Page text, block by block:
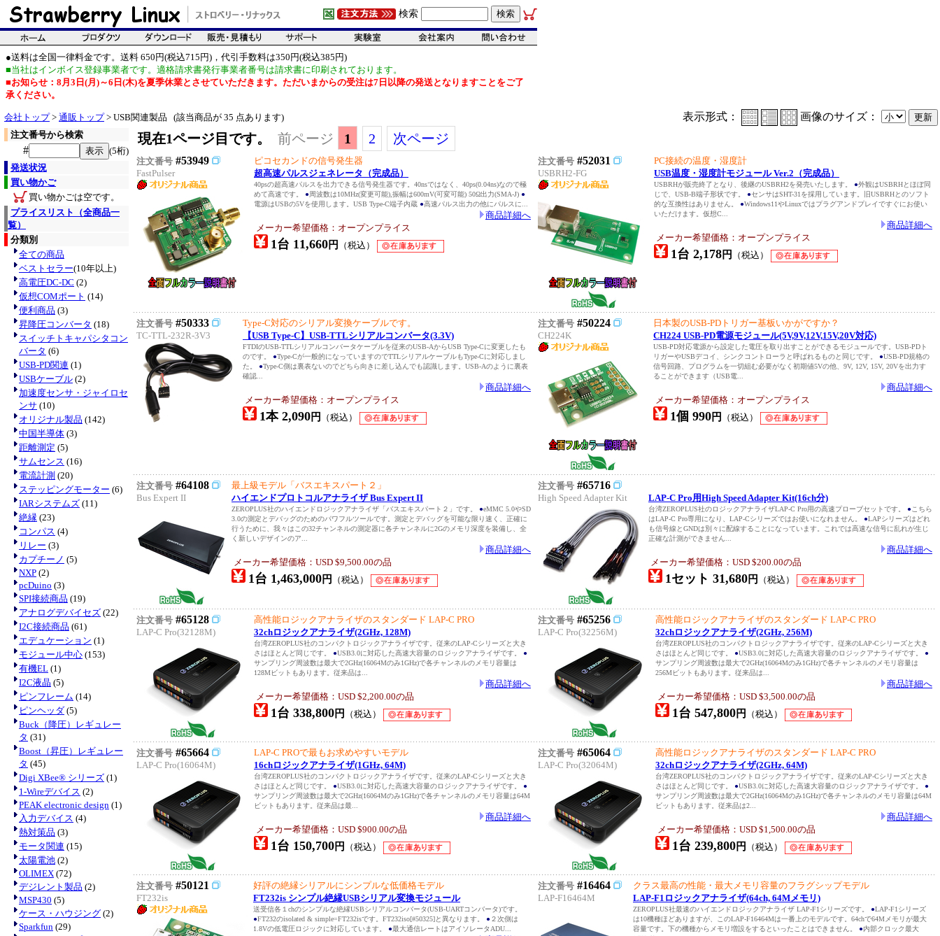
検索
●送料は全国一律料金です。送料 650円(税込715円)，代引手数料は350円(税込385円)
■当社はインボイス登録事業者です。適格請求書発行事業者番号は請求書に印刷されております。
■お知らせ：8月3日(月)～6日(木)を夏季休業とさせていただきます。ただいまからの受注は7日以降の発送となりますことをご了
承ください。
会社トップ> 通販トップ> USB関連製品 (該当商品が 35 点あります) 表示形式： 画像のサイズ：
注文番号から検索
#
(5桁)
発送状況
買い物かご
買い物かごは空です。
プライスリスト（全商品一
覧）
分類別
全ての商品
ベストセラー(10年以上)
高電圧DC-DC (2)
仮想COMポート (14)
便利商品 (3)
昇降圧コンバータ (18)
スイッチトキャパシタコン
バータ (6)
USB-PD関連 (1)
USBケーブル (2)
加速度センサ・ジャイロセ
ンサ (10)
オリジナル製品 (142)
中国半導体 (3)
距離測定 (5)
サムセンス (16)
電流計測 (20)
ステッピングモーター (6)
IARシステムズ (11)
絶縁 (23)
コンパス (4)
リレー (3)
カプチーノ (5)
NXP (2)
pcDuino (3)
SPI接続商品 (19)
アナログデバイセズ (22)
I2C接続商品 (61)
エデュケーション (1)
モジュール中心 (153)
有機EL (1)
I2C液晶 (5)
ピンフレーム (14)
ピンヘッダ (5)
Buck（降圧）レギュレー
タ (31)
Boost（昇圧）レギュレー
タ (45)
Digi XBee® シリーズ (1)
1-Wireデバイス (2)
PEAK electronic design (1)
入力デバイス (4)
熱対策品 (3)
モータ関連 (15)
太陽電池 (2)
OLIMEX (72)
デジレント製品 (2)
MSP430 (5)
ケース・ハウジング (2)
Sparkfun (29)
現在1ページ目です。 前ページ 1 2 次ページ
注文番号 #53949
FastPulser
ピコセカンドの信号発生器
超高速パルスジェネレータ（完成品）
40psの超高速パルスを出力できる信号発生器です。40nsではなく、40ps(0.04ns)なので極
めて高速です。 ● 周波数は10MHz(変更可能),振幅は600mV(可変可能) 50Ω出力(SMA-J) ●
電源はUSBの5Vを使用します。USB Type-C端子内蔵 ●高速パルス出力の他にパルスに...
商品詳細へ
メーカー希望価格：オープンプライス
1台 11,660円 （税込）
注文番号 #52031
USBRH2-FG
PC接続の温度・湿度計
USB温度・湿度計モジュール Ver.2（完成品）
USBRHが販売終了となり、後継のUSBRH2を発売いたします。 ●外観はUSBRHとほぼ同
じで、USB-B端子形状です。 ●センサはSHT-31を採用しています。旧USBRHとのソフト
的な互換性はありません。 ●Windows11やLinuxではプラグアンドプレイですぐにお使い
いただけます。仮想C...
商品詳細へ
メーカー希望価格：オープンプライス
1台 2,178円 （税込）
注文番号 #50333
TC-TTL-232R-3V3
Type-C対応のシリアル変換ケーブルです。
【USB Type-C】USB-TTLシリアルコンバータ(3.3V)
FTDIのUSB-TTLシリアルコンバータケーブルを従来のUSB-AからUSB Type-Cに変更したも
のです。 ●Type-Cが一般的になっていますのでTTLシリアルケーブルもType-Cに対応しまし
た。 ●Type-C側は裏表ないのでどちら向きに差し込んでも認識します。USB-Aのように裏表
確認...
商品詳細へ
メーカー希望価格：オープンプライス
1本 2,090円 （税込）
注文番号 #50224
CH224K
日本製のUSB-PDトリガー基板いかがですか？
CH224 USB-PD電源モジュール(5V,9V,12V,15V,20V対応)
USB-PD対応電源から設定した電圧を取り出すことができるモジュールです。USB-PDト
リガーやUSBデコイ、シンクコントローラと呼ばれるものと同じです。 ●USB-PD規格の
信号回路、プログラムを一切組む必要がなく初期値5Vの他、9V, 12V, 15V, 20Vを出力す
ることができます（USB電...
商品詳細へ
メーカー希望価格：オープンプライス
1個 990円 （税込）
注文番号 #64108
Bus Expert II
最上級モデル「バスエキスパート２」
ハイエンドプロトコルアナライザ Bus Expert II
ZEROPLUS社のハイエンドロジックアナライザ「バスエキスパート２」です。 ●eMMC 5.0やSD
3.0の測定とデバッグのためのパワフルツールです。測定とデバッグを可能な限り速く、正確に
行うために、我々はこの32チャンネルの測定器に各チャンネルに2Gのメモリ深度を装備し、全
く新しいデザインのア...
商品詳細へ
メーカー希望価格：USD $9,500.00の品
1台 1,463,000円 （税込）
注文番号 #65716
High Speed Adapter Kit LAP-C Pro用High Speed Adapter Kit(16ch分)
台湾ZEROPLUS社のロジックアナライザLAP-C Pro用の高速プローブセットです。 ● こちら
はLAP-C Pro専用になり、LAP-Cシリーズではお使いになれません。 ●LAPシリーズはどれ
も信号線とGNDは別々に配線することになっています。これでは高速な信号に乱れが生じ
正確な計測ができません...
商品詳細へ
メーカー希望価格：USD $200.00の品
1セット 31,680円 （税込）
注文番号 #65128
LAP-C Pro(32128M)
高性能ロジックアナライザのスタンダード LAP-C PRO
32chロジックアナライザ(2GHz, 128M)
台湾ZEROPLUS社のコンパクトロジックアナライザです。従来のLAP-Cシリーズと大き
さはほとんど同じです。 ●USB3.0に対応した高速大容量のロジックアナライザです。 ●
サンプリング周波数は最大で2GHz(16064Mのみ1GHz)で各チャンネルのメモリ容量は
128Mビットもあります。従来品は...
商品詳細へ
メーカー希望価格：USD $2,200.00の品
1台 338,800円 （税込）
注文番号 #65256
LAP-C Pro(32256M)
高性能ロジックアナライザのスタンダード LAP-C PRO
32chロジックアナライザ(2GHz, 256M)
台湾ZEROPLUS社のコンパクトロジックアナライザです。従来のLAP-Cシリーズと大き
さはほとんど同じです。 ●USB3.0に対応した高速大容量のロジックアナライザです。 ●
サンプリング周波数は最大で2GHz(16064Mのみ1GHz)で各チャンネルのメモリ容量は
256Mビットもあります。従来品は...
商品詳細へ
メーカー希望価格：USD $3,500.00の品
1台 547,800円 （税込）
注文番号 #65664
LAP-C Pro(16064M)
LAP-C PROで最もお求めやすいモデル
16chロジックアナライザ(1GHz, 64M)
台湾ZEROPLUS社のコンパクトロジックアナライザです。従来のLAP-Cシリーズと大き
さはほとんど同じです。 ●USB3.0に対応した高速大容量のロジックアナライザです。 ●
サンプリング周波数は最大で2GHz(16064Mのみ1GHz)で各チャンネルのメモリ容量は64M
ビットもあります。従来品は最...
商品詳細へ
メーカー希望価格：USD $900.00の品
1台 150,700円 （税込）
注文番号 #65064
LAP-C Pro(32064M)
高性能ロジックアナライザのスタンダード LAP-C PRO
32chロジックアナライザ(2GHz, 64M)
台湾ZEROPLUS社のコンパクトロジックアナライザです。従来のLAP-Cシリーズと大き
さはほとんど同じです。 ●USB3.0に対応した高速大容量のロジックアナライザです。 ●
サンプリング周波数は最大で2GHz(16064Mのみ1GHz)で各チャンネルのメモリ容量は64M
ビットもあります。従来品は2...
商品詳細へ
メーカー希望価格：USD $1,500.00の品
1台 239,800円 （税込）
注文番号 #50121
FT232is
好評の絶縁シリアルにシンプルな低価格モデル
FT232is シンプル絶縁USBシリアル変換モジュール
送受信各１chのシンプルな絶縁USBシリアルコンバータ(USB-UARTコンバータ)です。
●FT232のisolated & simple=FT232isです。FT232iso[#50325]と異なります。 ● ２次側は
1.8Vの低電圧ロジックに対応しています。 ●最大通信レートはアイソレータADU...
注文番号 #16464
LAP-F16464M
クラス最高の性能・最大メモリ容量のフラグシップモデル
LAP-F1ロジックアナライザ(64ch, 64Mメモリ)
ZEROPLUS社最速のハイエンドロジックアナライザ LAP-F1シリーズです。 ●LAP-F1シリーズ
は10機種ほどありますが、このLAP-F16464Mは一番上のモデルです。64chで64Mメモリが最大
容量です。下の機種からメモリ増設をするといったことはできません。 ●内部クロック最大